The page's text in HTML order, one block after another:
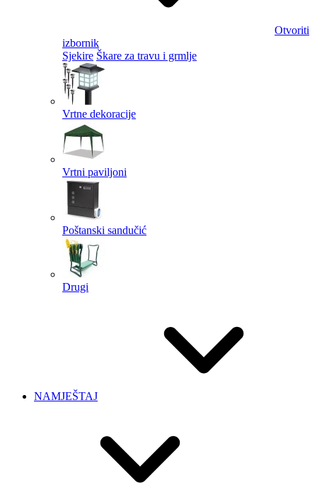
Otvoriti
izbornik
Sjekire Škare za travu i grmlje
Vrtne dekoracije
Vrtni paviljoni
Poštanski sandučić
Drugi
NAMJEŠTAJ